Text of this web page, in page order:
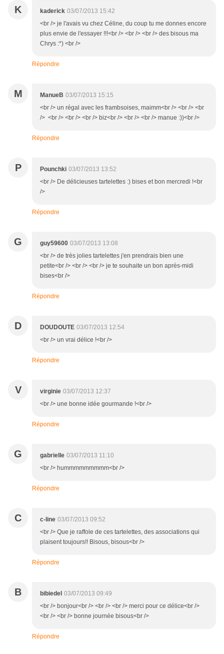
K kaderick 03/07/2013 15:42
<br /> je l'avais vu chez Céline, du coup tu me donnes encore
plus envie de l'essayer !!!<br /> <br /> <br /> des bisous ma
Chrys :*) <br />
Répondre
M ManueB 03/07/2013 15:15
<br /> un régal avec les frambsoises, maimm<br /> <br /> <br
/> <br /> <br /> <br /> biz<br /> <br /> <br /> manue :))<br />
Répondre
P Pounchki 03/07/2013 13:52
<br /> De délicieuses tartelettes :) bises et bon mercredi !<br
/>
Répondre
G guy59600 03/07/2013 13:08
<br /> de très jolies tartelettes j'en prendrais bien une
petite<br /> <br /> <br /> je te souhaite un bon après-midi
bises<br />
Répondre
D DOUDOUTE 03/07/2013 12:54
<br /> un vrai délice !<br />
Répondre
V virginie 03/07/2013 12:37
<br /> une bonne idée gourmande !<br />
Répondre
G gabrielle 03/07/2013 11:10
<br /> hummmmmmmmm<br />
Répondre
C c-line 03/07/2013 09:52
<br /> Que je raffole de ces tartelettes, des associations qui
plaisent toujours!! Bisous, bisous<br />
Répondre
B bibiedel 03/07/2013 09:49
<br /> bonjour<br /> <br /> <br /> merci pour ce délice<br />
<br /> <br /> bonne journée bisous<br />
Répondre